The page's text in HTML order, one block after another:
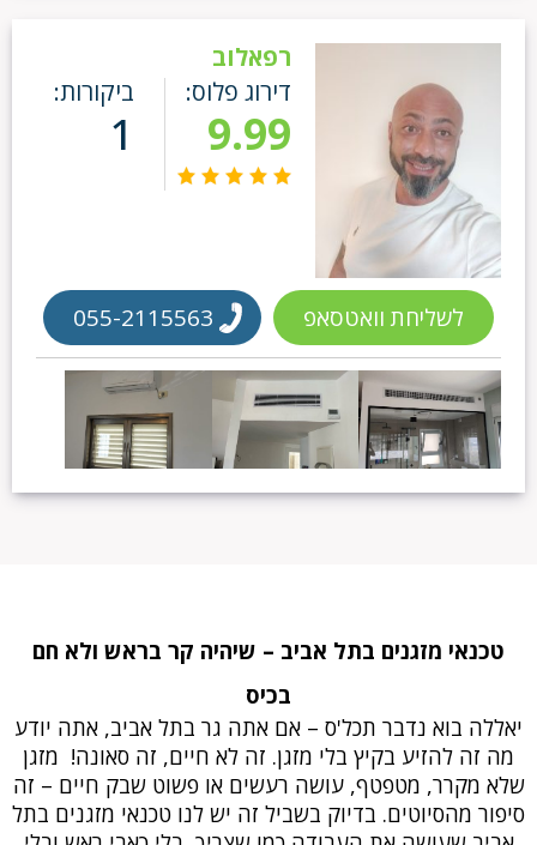
רפאלוב
דירוג פלוס:
9.99
ביקורות:
1
לשליחת וואטסאפ 055-2115563
טכנאי מזגנים בתל אביב – שיהיה קר בראש ולא חם
בכיס
יאללה בוא נדבר תכל'ס – אם אתה גר בתל אביב, אתה יודע
מה זה להזיע בקיץ בלי מזגן. זה לא חיים, זה סאונה! מזגן
שלא מקרר, מטפטף, עושה רעשים או פשוט שבק חיים – זה
סיפור מהסיוטים. בדיוק בשביל זה יש לנו טכנאי מזגנים בתל